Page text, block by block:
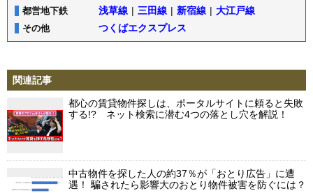
都営地下鉄 浅草線 | 三田線 | 新宿線 | 大江戸線
その他 つくばエクスプレス
関連記事
都心の賃貸物件探しは、ポータルサイトに頼ると失敗
する!? ネット検索に潜む4つの落とし穴を解説！
中古物件を探した人の約37％が「おとり広告」に遭
遇！ 騙されたら影響大のおとり物件被害を防ぐには？